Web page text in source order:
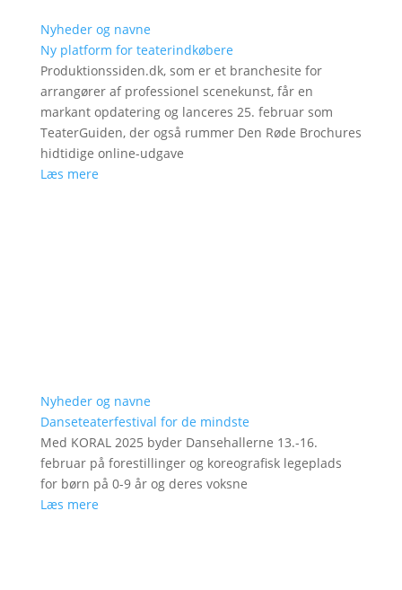
Nyheder og navne
Ny platform for teaterindkøbere
Produktionssiden.dk, som er et branchesite for
arrangører af professionel scenekunst, får en
markant opdatering og lanceres 25. februar som
TeaterGuiden, der også rummer Den Røde Brochures
hidtidige online-udgave
Læs mere
Nyheder og navne
Danseteaterfestival for de mindste
Med KORAL 2025 byder Dansehallerne 13.-16.
februar på forestillinger og koreografisk legeplads
for børn på 0-9 år og deres voksne
Læs mere